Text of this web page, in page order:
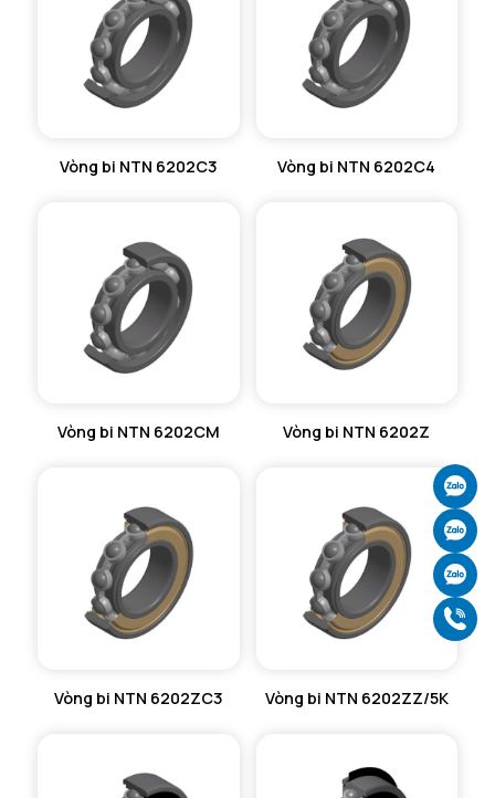
MÁY GIA NHIỆT NTN
Vòng bi NTN 6202C3 Vòng bi NTN 6202C4
Vòng bi NTN 6202CM Vòng bi NTN 6202Z
Vòng bi NTN 6202ZC3 Vòng bi NTN 6202ZZ/5K